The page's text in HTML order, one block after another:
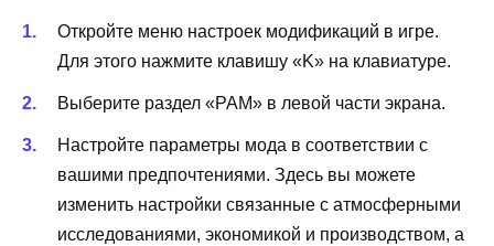
Откройте меню настроек модификаций в игре.
Для этого нажмите клавишу «K» на клавиатуре.
Выберите раздел «PAM» в левой части экрана.
Настройте параметры мода в соответствии с
вашими предпочтениями. Здесь вы можете
изменить настройки связанные с атмосферными
исследованиями, экономикой и производством, а